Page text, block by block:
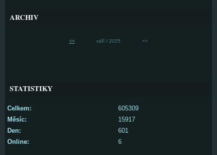
ARCHIV
<< září / 2025 >>
STATISTIKY
Online: 6
Celkem:
605309
Měsíc:
15917
Den:
601